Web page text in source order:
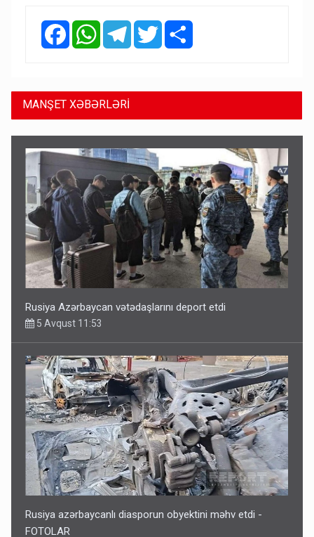
FacebookWhatsAppTelegramTwitter
MANŞET XƏBƏRLƏRİ
Rusiya Azərbaycan vətədaşlarını deport etdi
5 Avqust 11:53
Rusiya azərbaycanlı diasporun obyektini məhv etdi -
FOTOLAR